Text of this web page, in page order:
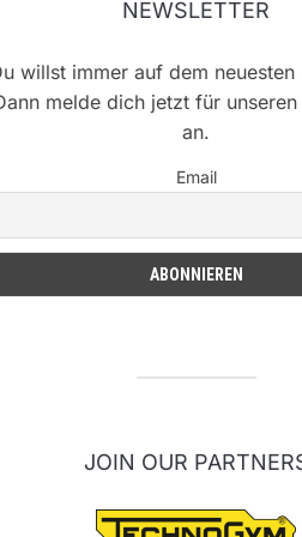
NEWSLETTER
willst immer auf dem neuesten
melde dich jetzt für
an.
Email
JOIN OUR